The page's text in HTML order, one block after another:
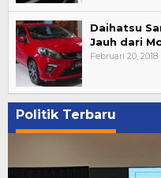
Daihatsu
Jauh dari
Februari 20, 2018
Politik Terbaru